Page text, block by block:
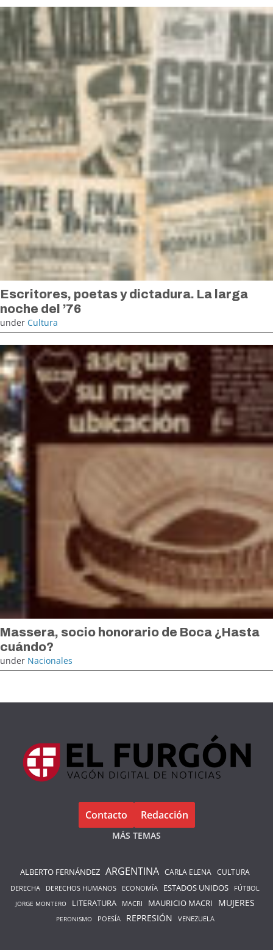
Escritores, poetas y dictadura. La larga
noche del ’76
under Cultura
Massera, socio honorario de Boca ¿Hasta
cuándo?
under Nacionales
Contacto Redacción
MÁS TEMAS
ALBERTO FERNÁNDEZ ARGENTINA CARLA ELENA
CULTURA
DERECHA
DERECHOS HUMANOS ECONOMÍA ESTADOS UNIDOS FÚTBOL
JORGE MONTERO LITERATURA MACRI MAURICIO MACRI MUJERES
PERONISMO POESÍA REPRESIÓN VENEZUELA